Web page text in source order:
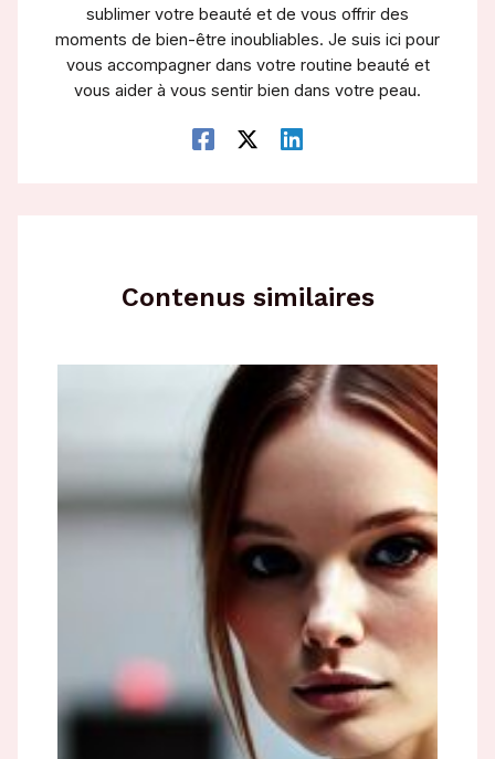
sublimer votre beauté et de vous offrir des
moments de bien-être inoubliables. Je suis ici pour
vous accompagner dans votre routine beauté et
vous aider à vous sentir bien dans votre peau.
Contenus similaires